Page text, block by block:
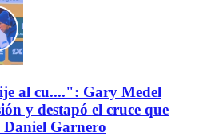
al cu....": Gary Medel
y destapó el cruce que
Garnero